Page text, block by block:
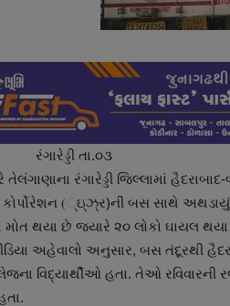
તા.૦૩
રંગારેડ્ડી જિલ્લામાં
કોર્પોરેશન (્ઇ્ઝ્ર)ની બસ સાથે
મોત થયા છે જ્યારે ૨૦ લોકો ઘાયલ
અહેવાલો અનુસાર, બસ તંદૂરથી
વિદ્યાર્થીઓ હતા. તેઓ